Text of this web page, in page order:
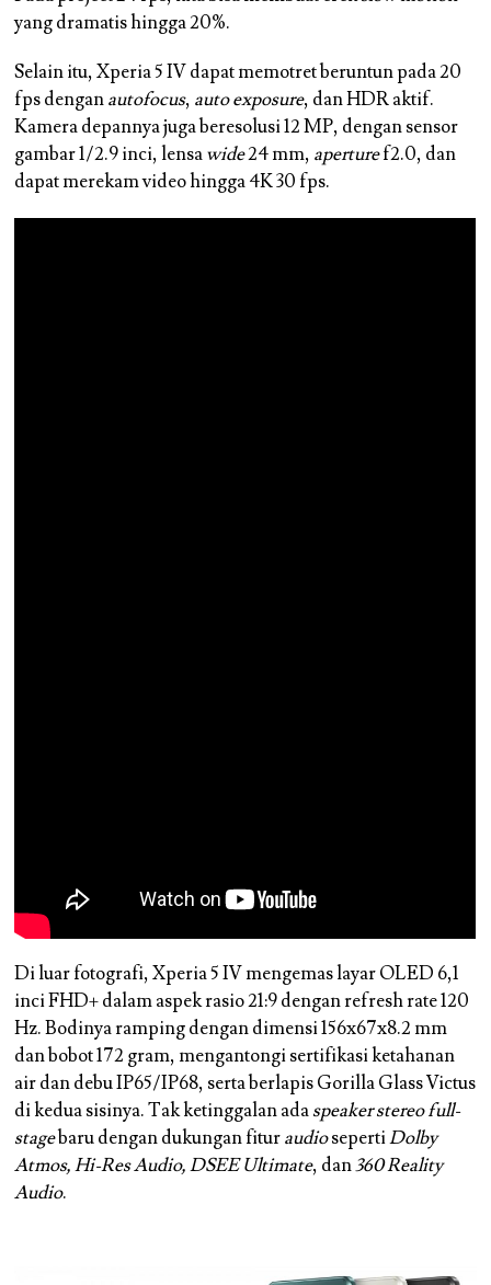
yang dramatis hingga 20%.
Selain itu, Xperia 5 IV dapat memotret beruntun pada 20
fps denganautofocus, auto exposure, dan HDR aktif.
Kamera depannya juga beresolusi 12 MP, dengan sensor
gambar 1/2.9 inci, lensawide24 mm, aperturef2.0, dan
dapat merekam video hingga 4K 30 fps.
Di luar fotografi, Xperia 5 IV mengemas layar OLED 6,1
inci FHD+ dalam aspek rasio 21:9 dengan refresh rate 120
Hz. Bodinya ramping dengan dimensi 156x67x8.2 mm
dan bobot 172 gram, mengantongi sertifikasi ketahanan
air dan debu IP65/IP68, serta berlapis Gorilla Glass Victus
di kedua sisinya. Tak ketinggalan adaspeaker stereo full-
stagebaru dengan dukungan fituraudiosepertiDolby
Atmos, Hi-Res Audio, DSEE Ultimate, dan360 Reality
Audio.